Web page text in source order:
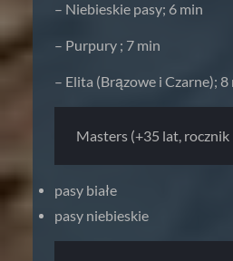
– Niebieskie pasy; 6 min
– Purpury ; 7 min
– Elita (Brązowe i Czarne); 8
Masters (+35 lat, rocznik
pasy białe
pasy niebieskie